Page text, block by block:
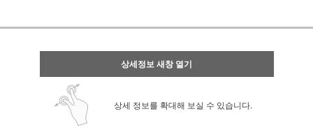
상세정보 새창 열기
상세 정보를 확대해 보실 수 있습니다.